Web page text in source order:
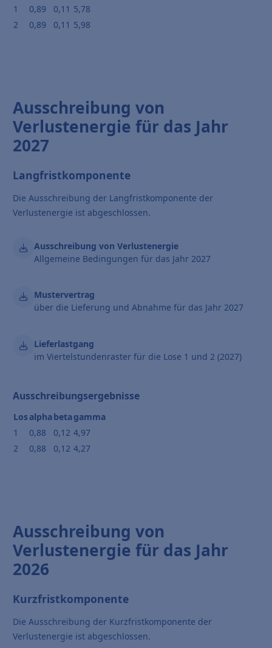
1
0,89 0,11 5,78
2
0,89 0,11 5,98
Ausschreibung von
Verlustenergie für das Jahr
2027
Langfristkomponente
Die Ausschreibung der Langfristkomponente der
Verlustenergie ist abgeschlossen.
Ausschreibung von Verlustenergie
Allgemeine Bedingungen für das Jahr 2027
Mustervertrag
über die Lieferung und Abnahme für das Jahr 2027
Lieferlastgang
im Viertelstundenraster für die Lose 1 und 2 (2027)
Ausschreibungsergebnisse
Losalphabetagamma
1
0,88 0,12 4,97
2
0,88 0,12 4,27
Ausschreibung von
Verlustenergie für das Jahr
2026
Kurzfristkomponente
Die Ausschreibung der Kurzfristkomponente der
Verlustenergie ist abgeschlossen.